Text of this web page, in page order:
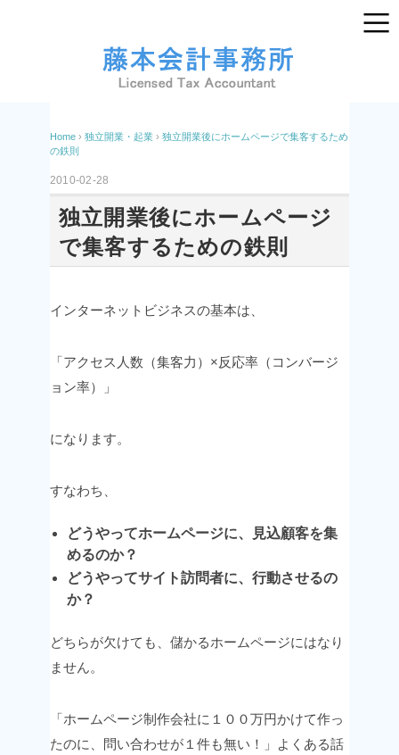
Home › 独立開業・起業 › 独立開業後にホームページで集客するため
の鉄則
2010-02-28
独立開業後にホームページ
で集客するための鉄則
インターネットビジネスの基本は、
「アクセス人数（集客力）×反応率（コンバージ
ョン率）」
になります。
すなわち、
どうやってホームページに、見込顧客を集
めるのか？
どうやってサイト訪問者に、行動させるの
か？
どちらが欠けても、儲かるホームページにはなり
ません。
「ホームページ制作会社に１００万円かけて作っ
たのに、 問い合わせが１件も無い！」
よくある話